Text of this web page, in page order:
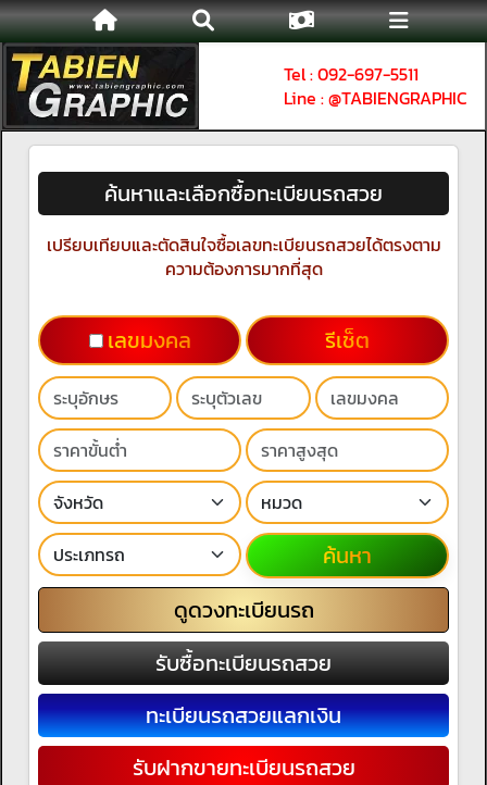
Tel : 092-697-5511
Line : @TABIENGRAPHIC
ค้นหาและเลือกซื้อทะเบียนรถสวย
เปรียบเทียบและตัดสินใจซื้อเลขทะเบียนรถสวยได้ตรงตาม
ความต้องการมากที่สุด
เลขมงคล รีเช็ต
ค้นหา
ดูดวงทะเบียนรถ
รับซื้อทะเบียนรถสวย
ทะเบียนรถสวยแลกเงิน
รับฝากขายทะเบียนรถสวย